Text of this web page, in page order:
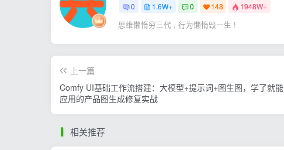
0 1.6W+ 0 148 1948W+
思维懒惰穷三代 , 行为懒惰毁一生 !
上一篇
Comfy UI基础工作流搭建：大模型+提示词+图生图，学了就能
应用的产品图生成修复实战
相关推荐